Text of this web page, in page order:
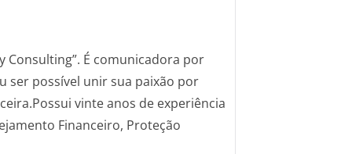
Consulting”. É comunicadora por
ser possível unir sua paixão por
vinte anos de experiência
Financeiro, Proteção